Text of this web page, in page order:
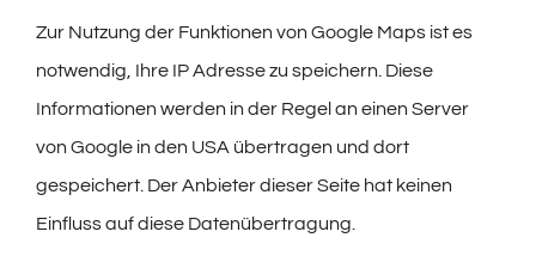
Zur Nutzung der Funktionen von Google Maps ist es
notwendig, Ihre IP Adresse zu speichern. Diese
Informationen werden in der Regel an einen Server
von Google in den USA übertragen und dort
gespeichert. Der Anbieter dieser Seite hat keinen
Einfluss auf diese Datenübertragung.